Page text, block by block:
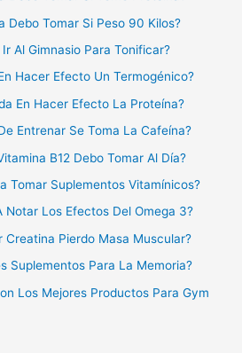
Debo Tomar Si Peso 90 Kilos?
Al Gimnasio Para Tonificar?
Hacer Efecto Un Termogénico?
En Hacer Efecto La Proteína?
Entrenar Se Toma La Cafeína?
B12 Debo Tomar Al Día?
Tomar Suplementos Vitamínicos?
Notar Los Efectos Del Omega 3?
Creatina Pierdo Masa Muscular?
Suplementos Para La Memoria?
Los Mejores Productos Para Gym